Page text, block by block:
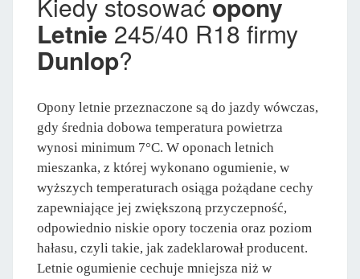
Letnie 245/40 R18 firmy
Dunlop?
Opony letnie przeznaczone są do jazdy wówczas,
gdy średnia dobowa temperatura powietrza
wynosi minimum 7°C. W oponach letnich
mieszanka, z której wykonano ogumienie, w
wyższych temperaturach osiąga pożądane cechy
zapewniające jej zwiększoną przyczepność,
odpowiednio niskie opory toczenia oraz poziom
hałasu, czyli takie, jak zadeklarował producent.
Letnie ogumienie cechuje mniejsza niż w